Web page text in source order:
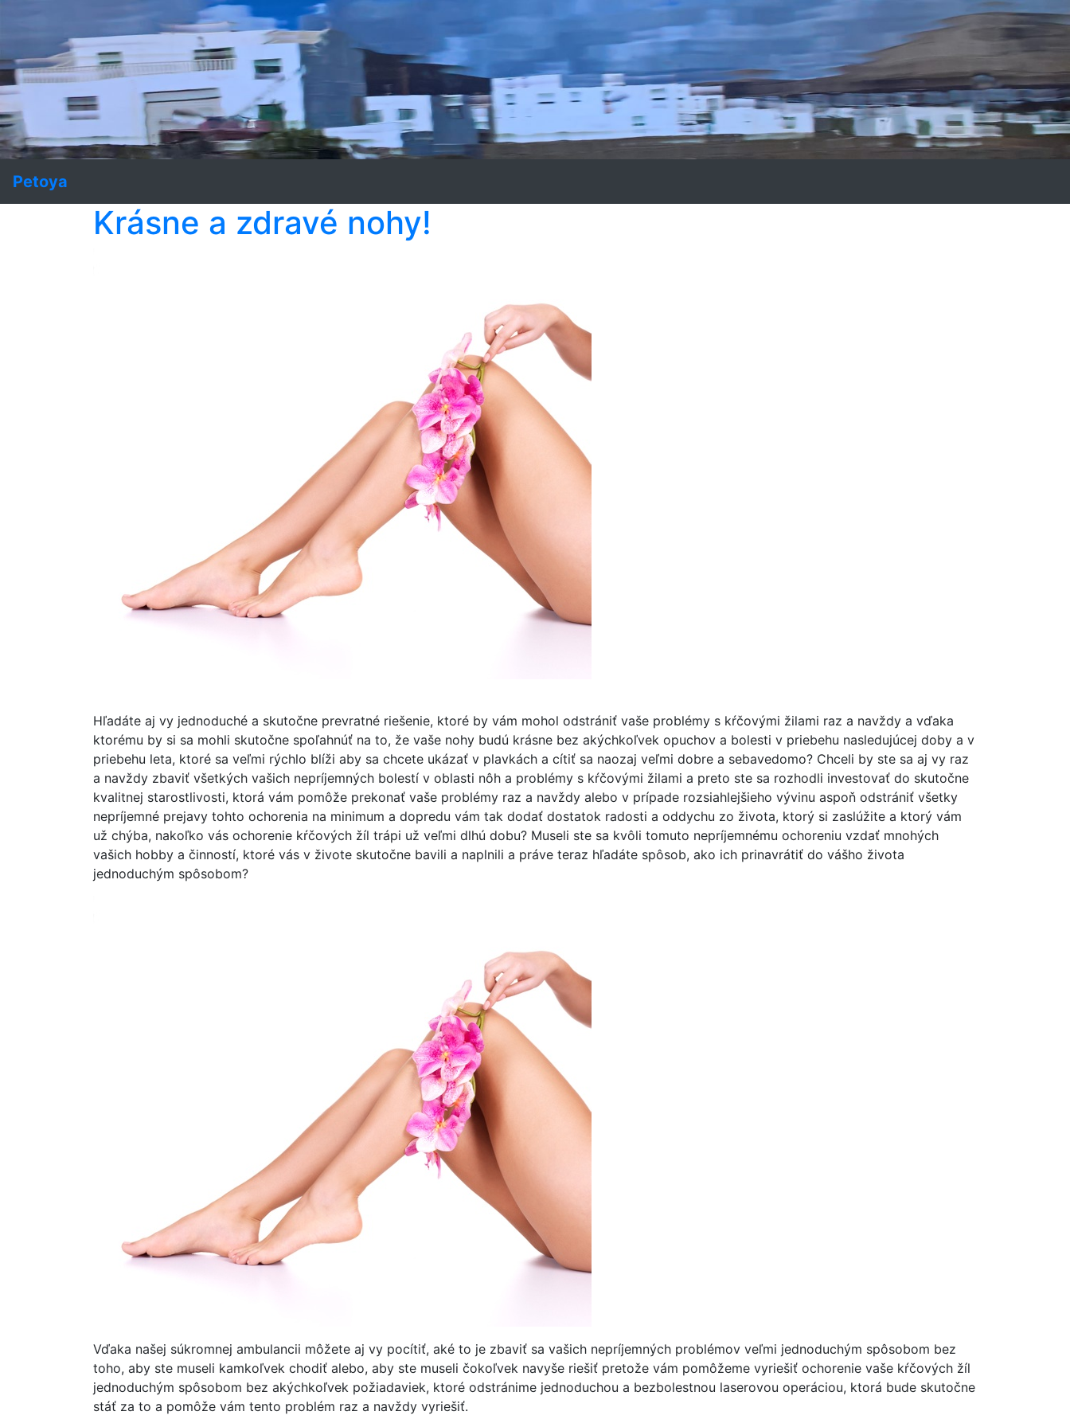
Petoya
Krásne a zdravé nohy!
Hľadáte aj vy jednoduché a skutočne prevratné riešenie, ktoré by vám mohol odstrániť vaše problémy s kŕčovými žilami raz a navždy a vďaka
ktorému by si sa mohli skutočne spoľahnúť na to, že vaše nohy budú krásne bez akýchkoľvek opuchov a bolesti v priebehu nasledujúcej doby a v
priebehu leta, ktoré sa veľmi rýchlo blíži aby sa chcete ukázať v plavkách a cítiť sa naozaj veľmi dobre a sebavedomo? Chceli by ste sa aj vy raz
a navždy zbaviť všetkých vašich nepríjemných bolestí v oblasti nôh a problémy s kŕčovými žilami a preto ste sa rozhodli investovať do skutočne
kvalitnej starostlivosti, ktorá vám pomôže prekonať vaše problémy raz a navždy alebo v prípade rozsiahlejšieho vývinu aspoň odstrániť všetky
nepríjemné prejavy tohto ochorenia na minimum a dopredu vám tak dodať dostatok radosti a oddychu zo života, ktorý si zaslúžite a ktorý vám
už chýba, nakoľko vás ochorenie kŕčových žíl trápi už veľmi dlhú dobu? Museli ste sa kvôli tomuto nepríjemnému ochoreniu vzdať mnohých
vašich hobby a činností, ktoré vás v živote skutočne bavili a naplnili a práve teraz hľadáte spôsob, ako ich prinavrátiť do vášho života
jednoduchým spôsobom?
Vďaka našej súkromnej ambulancii môžete aj vy pocítiť, aké to je zbaviť sa vašich nepríjemných problémov veľmi jednoduchým spôsobom bez
toho, aby ste museli kamkoľvek chodiť alebo, aby ste museli čokoľvek navyše riešiť pretože vám pomôžeme vyriešiť ochorenie vaše kŕčových žíl
jednoduchým spôsobom bez akýchkoľvek požiadaviek, ktoré odstránime jednoduchou a bezbolestnou laserovou operáciou, ktorá bude skutočne
stáť za to a pomôže vám tento problém raz a navždy vyriešiť.